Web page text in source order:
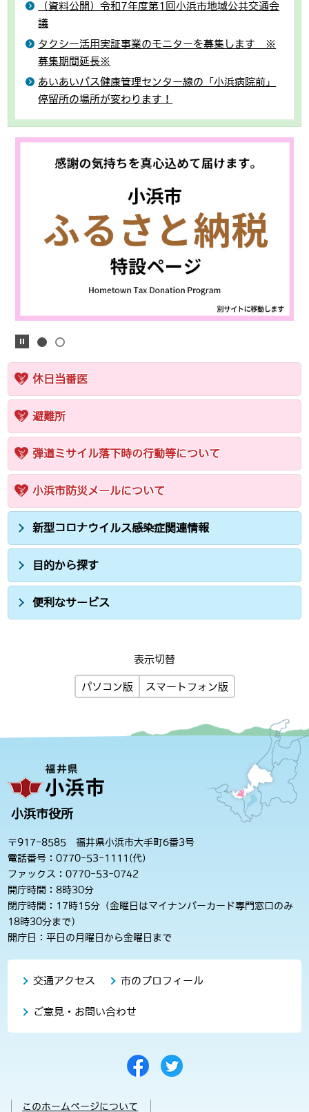
（資料公開）令和7年度第1回小浜市地域公共交通会
議
タクシー活用実証事業のモニターを募集します ※
募集期間延長※
あいあいバス健康管理センター線の「小浜病院前」
停留所の場所が変わります！
休日当番医
避難所
弾道ミサイル落下時の行動等について
小浜市防災メールについて
新型コロナウイルス感染症関連情報
目的から探す
便利なサービス
表示切替
パソコン版 スマートフォン版
小浜市役所
〒917-8585 福井県小浜市大手町6番3号
電話番号：0770-53-1111(代)
ファックス：0770-53-0742
開庁時間：8時30分
閉庁時間：17時15分（金曜日はマイナンバーカード専門窓口のみ
18時30分まで）
開庁日：平日の月曜日から金曜日まで
交通アクセス 市のプロフィール
ご意見・お問い合わせ
このホームページについて